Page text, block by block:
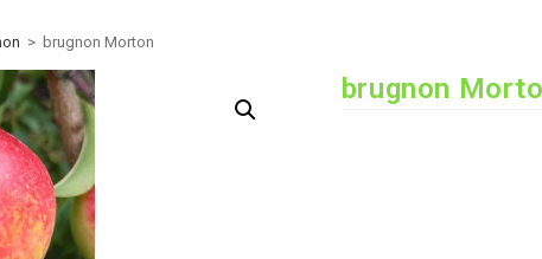
> brugnon Morton
brugnon